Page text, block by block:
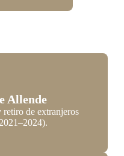
Allende
de extranjeros